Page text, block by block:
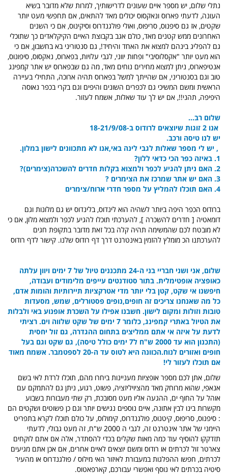
נתלי שלום, יש מספר איים שעונים לדרישותיך, למרות שלא מדובר בשיא
העונה, לדעתי פארוס ונאקסוס יכולים מאד להתאים, אם תחפשי מעט יותר
שקטים, אז גם סיפנוס, סריפוס, ואולי פולגנדרוס וסיקינוס, אם כי השנים
האחרונים ממש קטנים מאד, כולם אגב בקבוצת האיים הקיקלאדים כך שתוכלי
גם להפליג בינהם למצוא את האחד והיחיד!, גם סנטוריני בא בחשבון, אם כי
הוא מעט יותר "אקסלוסיבי" ופחות יווני, לגבי עלויות, בפארוס, נאקסוס, סיפונוס,
אנטיפארוס, ניתן למצוא מחירים נוחים מאד, מה גם שבפארוס יש אתר קמפינג
טוב וגם בסנטוריני, אם שהייתך למשל בפארוס תהיה ארוכה, התחילי בעיירה
הראשית ומשם המשיכי גם לכפרים השונים והיפים וגם בקרי בכפר נאוסה
היפיפה, תהני!!, אם יש לך עוד שאלות, אשמח לעזור.
שלום רב...
אנו 2 זוגות שיוצאים לרודוס ב-18-21/9/08
יש לנו טיסה ורכב.
, יש לי מספר שאלות לגבי לינה באי,אנו לא מתכוונים לישון במלון.
1. באיזה כפר הכי כדאי ללון?
2. האם ניתן להגיע לכפר ולמצוא בקלות חדרים להשכרה(צימרים)?
3. האם יש אתר שמרכז את הצימרים ?
4. האם תוכלו להמליץ על מספר חדרי ארוח/צימרים
ברודוס הכפר היפה ביותר לשהיה הוא לינדוס, בלינדוס יש גם מלונות וגם
דומאטיה [ חדרים להשכרה ], להערכתי תוכלו להגיע לכפר ולמצוא מלון, אם כי
לא מובטח לכם שהמשימה תהיה קלה בכל זאת מדובר בתקופת חגים
להערכתנו הכ מומלץ להזמין באינטרנט דרך דף רודוס שלנו. קישור לדף רודוס
שלום, אני ושני חבריי בני ה-24 מתכננים טיול של 7 ימים ויוון עלתה
כאופציה אופטימלית. בתור סטודנטים עייפים מלימודים ועבודה,
חיפשנו אי שקט, קטן בלי יותר מדי אטרקציות תיירותיות והומות אדם,
כל מה שאנחנו צריכים זה חופים,נופים פסטורלים, שמש, מסעדות
טובות וזולות ומקום לישון. חשבנו אפילו על השכרת אופנוע באי ולבלות
את הטיול באתרי קמפינג, כלומר 7 ימים של שקט שלווה וים. רציתי
לדעת על איזה אי אתם ממליצים בתחום ההגדרה, גם זול יחסית
(התכנון הוא עד 2000 ש"ח ל7 ימים כולל טיסה), גם שקט וגם בעל
חופים ואזורים לנוח.הכוונה היא לטוס עד ה-20 לספטמבר. אשמח מאוד
אם תוכלו לעזור לי!
שלום, אתן לכם מספר אופציות מעניינות ביחרו מהם, תוכלו לרדת לאי בשם
אנאפי, שהוא מרוחק מאד מהציויליזציה, פשוט, רגוע, ניתן גם להתמקם עם
אוהל על החוף ים, ההגעה אליו מעט מסובכת, רק שתי מעבורות בשבוע
מקשרות בינו לבין אתונה, איים נוספים נגישים יותר וגם כן פשוטים ושקטים הם
: סיפנוס, סריפוס, קיטנוס, פולגנדרוס, קימולוס, על כולם תוכלו לקרא בתפריט
היימני של אתר אינטרנט זה, לגבי ה 2000 ש"ח, זה מעט גבולי, לדעתי
תזדקקו להוסיף עוד כמה מאות שקלים בכדי להסתדר, אלה אם אתם לוקחים
צארטר זול לכרתים או רודוס ומשם יוצאים לאיים אחרים, אם אכן אתם מגיעים
לכרתים, חפשו ההפלגות במעבורת לאיזור האי מילוס / פולגנדרוס או מהעיר
סיטיה בכרתים לאי נוסף ואפשרי עבורכם, קארפאטוס.